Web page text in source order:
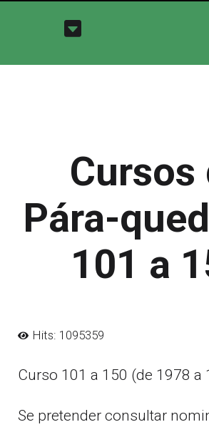
Cursos
Pára-
101 a
Hits: 1095359
Curso 101 a 150 (de 1978 a
Se pretender consultar